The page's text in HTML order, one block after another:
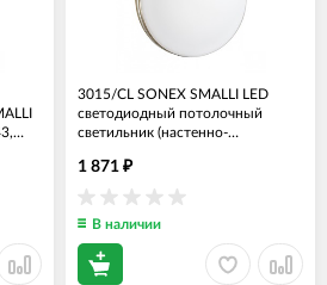
3015/CL SONEX SMALLI LED
светодиодный потолочный
светильник (настенно-
IP43, нейтральный свет 4000К,
30 Ватт, 3150 Lm, диаметр 33 см
1 871 ₽
В наличии